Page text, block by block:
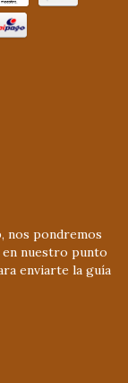
nos pondremos
nuestro punto
enviarte la guía